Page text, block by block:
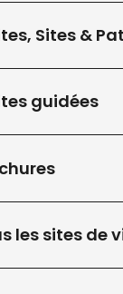
Sites &
guidées
les sites de